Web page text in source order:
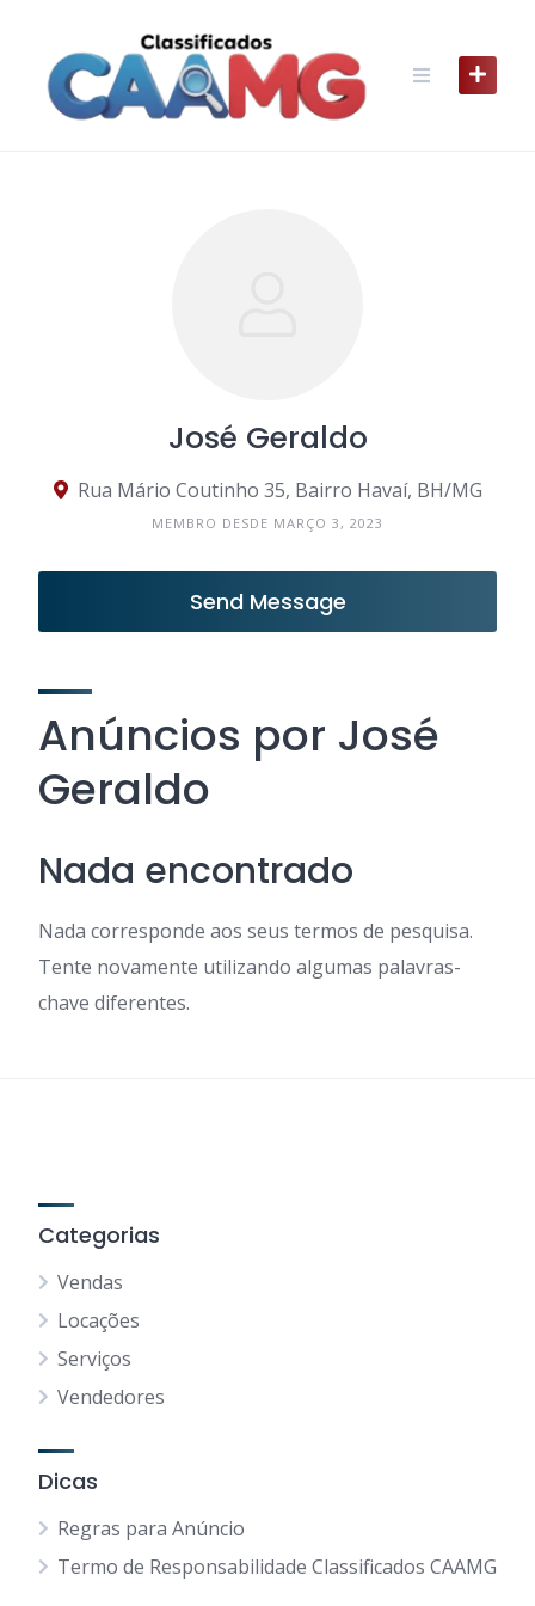
content
José Geraldo
Rua Mário Coutinho 35, Bairro Havaí, BH/MG
MEMBRO DESDE MARÇO 3, 2023
Send Message
Anúncios por José
Geraldo
Nada encontrado
Nada corresponde aos seus termos de pesquisa.
Tente novamente utilizando algumas palavras-
chave diferentes.
Categorias
Vendas
Locações
Serviços
Vendedores
Dicas
Regras para Anúncio
Termo de Responsabilidade Classificados CAAMG